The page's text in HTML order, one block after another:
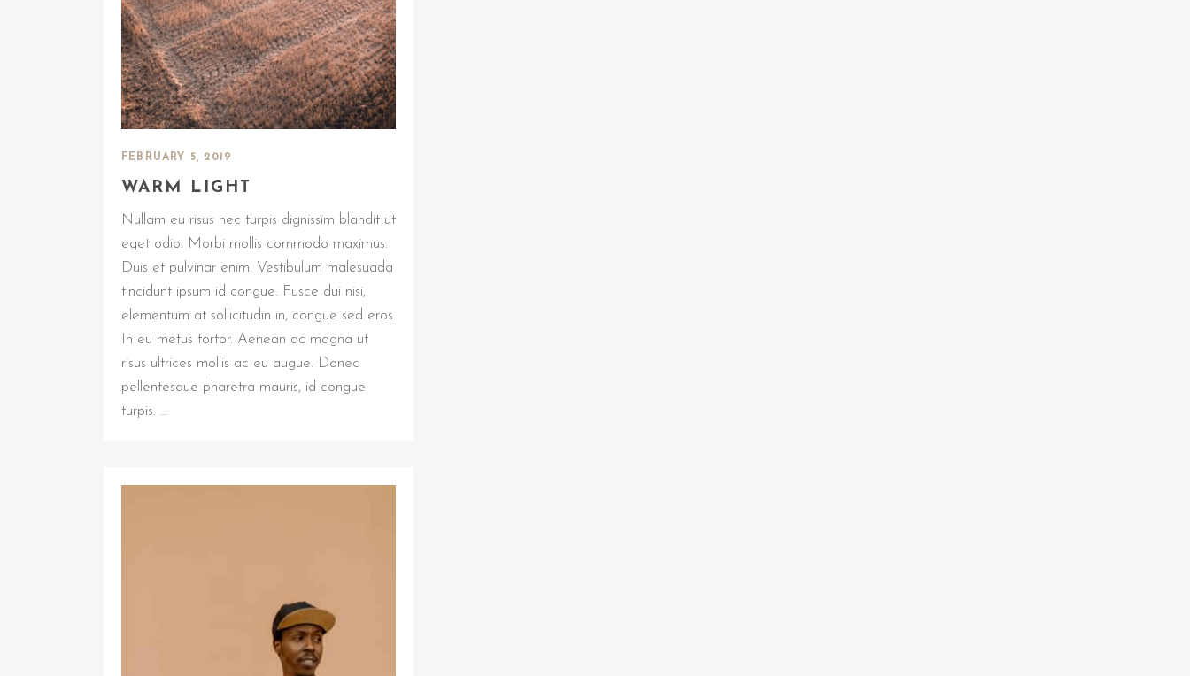
FEBRUARY 5, 2019
WARM LIGHT
Nullam eu risus nec turpis dignissim blandit ut
eget odio. Morbi mollis commodo maximus.
Duis et pulvinar enim. Vestibulum malesuada
tincidunt ipsum id congue. Fusce dui nisi,
elementum at sollicitudin in, congue sed eros.
In eu metus tortor. Aenean ac magna ut
risus ultrices mollis ac eu augue. Donec
pellentesque pharetra mauris, id congue
turpis. …